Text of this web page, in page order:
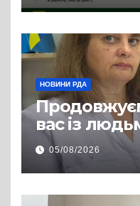
НОВИНИ РДА
вас із
захисникам
життя
05/08/2026